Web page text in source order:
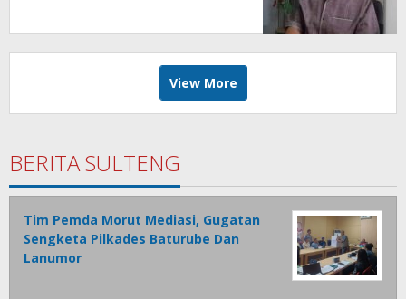
View More
BERITA SULTENG
Tim Pemda Morut Mediasi, Gugatan
Sengketa Pilkades Baturube Dan
Lanumor